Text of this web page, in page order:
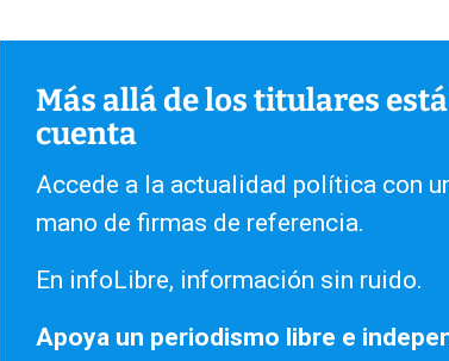
Más allá de los titulares
cuenta
Accede a la actualidad política con
mano de firmas de referencia.
En infoLibre, información sin ruido.
Apoya un periodismo libre e